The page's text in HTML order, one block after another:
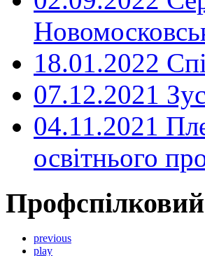
18.01.2022
07.12.2021
04.11.2021
освітнього
previous
play